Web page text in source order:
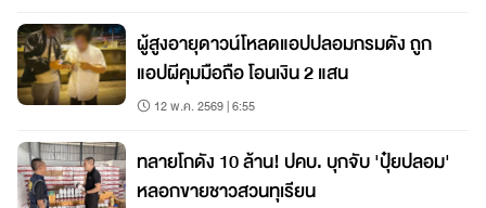
ผู้สูงอายุดาวน์โหลดแอปปลอมกรมดัง ถูก
แอปผีคุมมือถือ โอนเงิน 2 แสน
12 พ.ค. 2569 | 6:55
ทลายโกดัง 10 ล้าน! ปคบ. บุกจับ 'ปุ๋ยปลอม'
หลอกขายชาวสวนทุเรียน